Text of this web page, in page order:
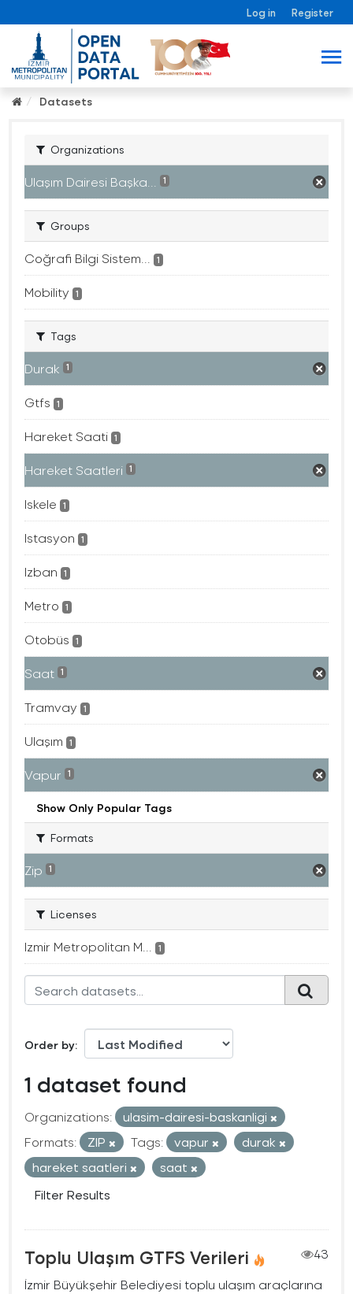
Log in Register
Datasets
Organizations
Ulaşım Dairesi Başka... 1
Groups
Coğrafi Bilgi Sistem... 1
Mobility 1
Tags
Durak 1
Gtfs 1
Hareket Saati 1
Hareket Saatleri 1
Iskele 1
Istasyon 1
Izban 1
Metro 1
Otobüs 1
Saat 1
Tramvay 1
Ulaşım 1
Vapur 1
Show Only Popular Tags
Formats
Zip 1
Licenses
Izmir Metropolitan M... 1
Order by
1 dataset found
Organizations:
ulasim-dairesi-baskanligi
Formats:
ZIP Tags: vapur
durak
hareket saatleri
saat
Filter Results
Toplu Ulaşım GTFS Verileri
43
İzmir Büyükşehir Belediyesi toplu ulaşım araçlarına